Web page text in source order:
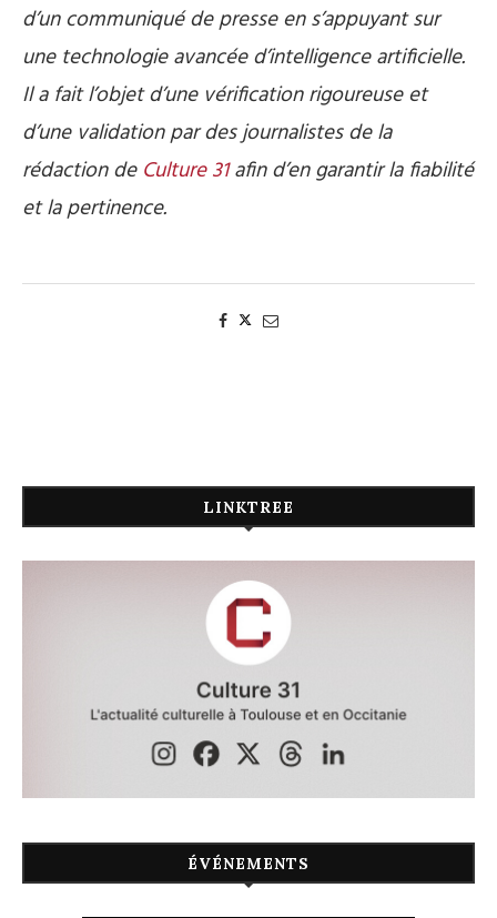
d’un communiqué de presse en s’appuyant sur
une technologie avancée d’intelligence artificielle.
Il a fait l’objet d’une vérification rigoureuse et
d’une validation par des journalistes de la
rédaction de Culture 31afin d’en garantir la fiabilité
et la pertinence.
LINKTREE
ÉVÉNEMENTS